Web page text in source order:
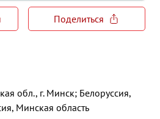
Поделиться
обл., г. Минск; Белоруссия,
Минская область